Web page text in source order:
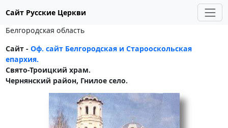
Сайт Русские Церкви
Белгородская область
Сайт - Оф. сайт Белгородская и Старооскольская
епархия.
Свято-Троицкий храм.
Чернянский район, Гнилое село.